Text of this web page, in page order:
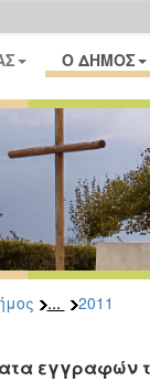
Ο ΔΗΜΟΣ
... 2011
εγγραφών